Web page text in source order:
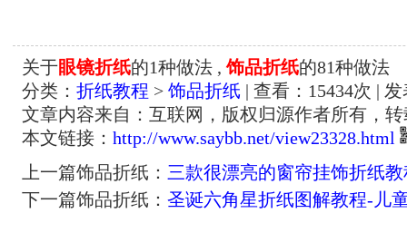
关于眼镜折纸的1种做法 , 饰品折纸的81种做法
分类： 折纸教程 > 饰品折纸 | 查看： 15434次 | 发
文章内容来自：互联网，版权归源作者所有，
本文链接： http://www.saybb.net/view23328.html
上一篇饰品折纸： 三款很漂亮的窗帘挂饰折纸教
下一篇饰品折纸： 圣诞六角星折纸图解教程-儿